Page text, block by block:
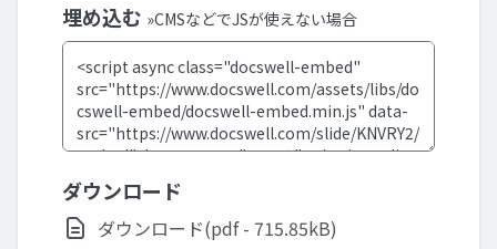
埋め込む »CMSなどでJSが使えない場合
ダウンロード
ダウンロード(pdf - 715.85kB)